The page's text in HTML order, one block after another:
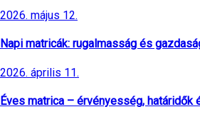
2026. május 12.
Napi matricák: rugalmasság és
2026. április 11.
Éves matrica – érvényesség,